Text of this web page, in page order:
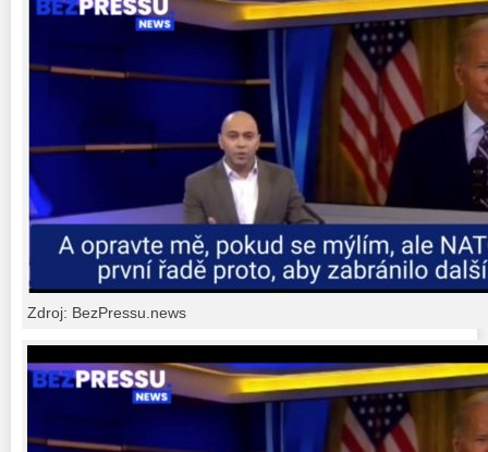
Zdroj: BezPressu.news